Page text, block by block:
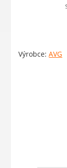
Výrobce: AVG